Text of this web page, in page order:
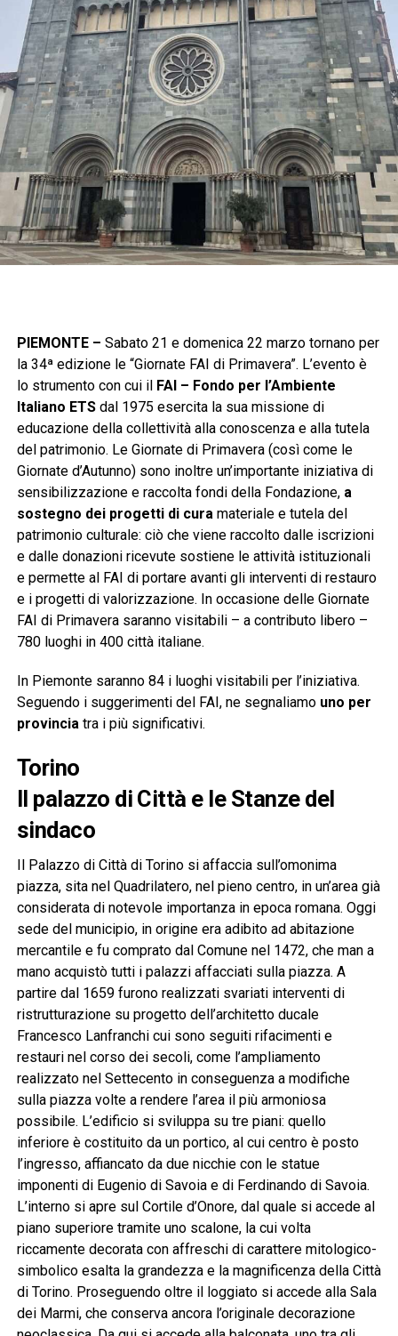
PIEMONTE – Sabato 21 e domenica 22 marzo tornano per
la 34ª edizione le “Giornate FAI di Primavera”. L’evento è
lo strumento con cui il FAI – Fondo per l’Ambiente
Italiano ETSdal 1975 esercita la sua missione di
educazione della collettività alla conoscenza e alla tutela
del patrimonio. Le Giornate di Primavera (così come le
Giornate d’Autunno) sono inoltre un’importante iniziativa di
sensibilizzazione e raccolta fondi della Fondazione, a
sostegno dei progetti di cura materiale e tutela del
patrimonio culturale: ciò che viene raccolto dalle iscrizioni
e dalle donazioni ricevute sostiene le attività istituzionali
e permette al FAI di portare avanti gli interventi di restauro
e i progetti di valorizzazione. In occasione delle Giornate
FAI di Primavera saranno visitabili – a contributo libero –
780 luoghi in 400 città italiane.
In Piemonte saranno 84 i luoghi visitabili per l’iniziativa.
Seguendo i suggerimenti del FAI, ne segnaliamo uno per
provincia tra i più significativi.
Torino
Il palazzo di Città e le Stanze del
sindaco
Il Palazzo di Città di Torino si affaccia sull’omonima
piazza, sita nel Quadrilatero, nel pieno centro, in un’area già
considerata di notevole importanza in epoca romana. Oggi
sede del municipio, in origine era adibito ad abitazione
mercantile e fu comprato dal Comune nel 1472, che man a
mano acquistò tutti i palazzi affacciati sulla piazza. A
partire dal 1659 furono realizzati svariati interventi di
ristrutturazione su progetto dell’architetto ducale
Francesco Lanfranchi cui sono seguiti rifacimenti e
restauri nel corso dei secoli, come l’ampliamento
realizzato nel Settecento in conseguenza a modifiche
sulla piazza volte a rendere l’area il più armoniosa
possibile. L’edificio si sviluppa su tre piani: quello
inferiore è costituito da un portico, al cui centro è posto
l’ingresso, affiancato da due nicchie con le statue
imponenti di Eugenio di Savoia e di Ferdinando di Savoia.
L’interno si apre sul Cortile d’Onore, dal quale si accede al
piano superiore tramite uno scalone, la cui volta
riccamente decorata con affreschi di carattere mitologico-
simbolico esalta la grandezza e la magnificenza della Città
di Torino. Proseguendo oltre il loggiato si accede alla Sala
dei Marmi, che conserva ancora l’originale decorazione